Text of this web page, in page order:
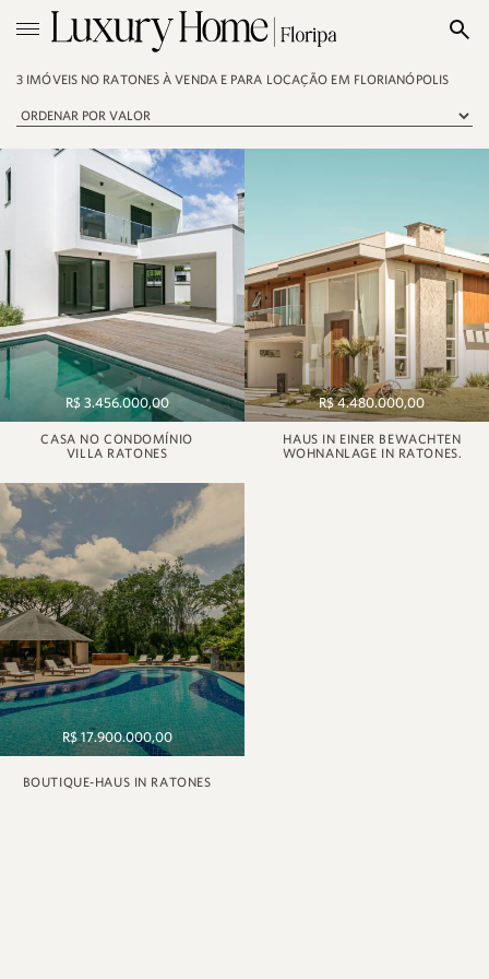
3 IMÓVEIS NO RATONES À VENDA E PARA LOCAÇÃO EM FLORIANÓPOLIS
R$ 3.456.000,00
CASA NO CONDOMÍNIO
VILLA RATONES
R$ 4.480.000,00
HAUS IN EINER BEWACHTEN
WOHNANLAGE IN RATONES.
R$ 17.900.000,00
BOUTIQUE-HAUS IN RATONES